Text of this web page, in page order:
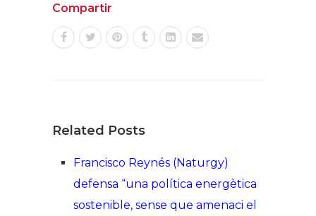
Compartir
Related Posts
Francisco Reynés (Naturgy)
defensa “una política energètica
sostenible, sense que amenaci el